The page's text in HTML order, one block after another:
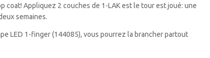
coat! Appliquez 2 couches de 1-LAK est le tour est joué: une
semaines.
LED 1-finger (144085), vous pourrez la brancher partout